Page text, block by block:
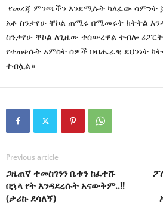
የመረጃ ምንጫችን እንደሚሉት ካለፈው ሳምንት
አቶ ስንታየሁ ቸኮል ጠሚሩ በሚመሩት ክትትል
ስንታየሁ ቸኮል ለጊዜው ተሰውረዋል ተብሎ ሪፖርት
የተጠቀሱት አምስት ሰዎች በብሔራዊ ደህንነት
ተብሏል።
Previous article
ጋዜጠኛ ተመስገንን ቤቱን ከፈተሹ
በኋላ የት እንዳደረሱት አናውቅም..!!
(ታሪኩ ደሳለኝ)